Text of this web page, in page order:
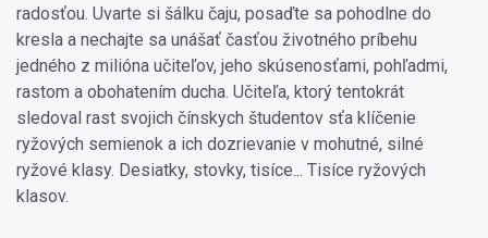
radosťou. Uvarte si šálku čaju, posaďte sa pohodlne do
kresla a nechajte sa unášať časťou životného príbehu
jedného z milióna učiteľov, jeho skúsenosťami, pohľadmi,
rastom a obohatením ducha. Učiteľa, ktorý tentokrát
sledoval rast svojich čínskych študentov sťa klíčenie
ryžových semienok a ich dozrievanie v mohutné, silné
ryžové klasy. Desiatky, stovky, tisíce... Tisíce ryžových
klasov.